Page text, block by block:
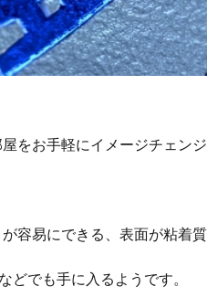
をお手軽にイメージチェン
容易にできる、表面が粘着
どでも手に入るようです。